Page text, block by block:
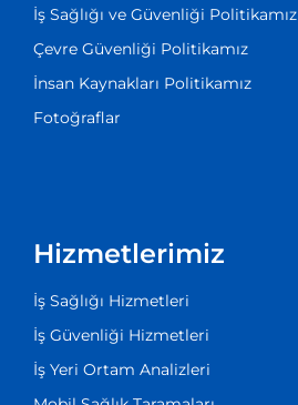
İş Sağlığı ve Güvenliği Politikamız
Çevre Güvenliği Politikamız
İnsan Kaynakları Politikamız
Fotoğraflar
Hizmetlerimiz
İş Sağlığı Hizmetleri
İş Güvenliği Hizmetleri
İş Yeri Ortam Analizleri